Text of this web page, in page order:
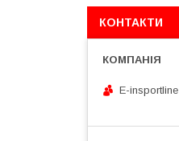
КОНТАКТИ
E-insportline